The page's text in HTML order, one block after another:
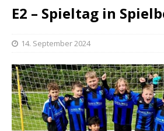
E2 – Spieltag in
14. September 2024